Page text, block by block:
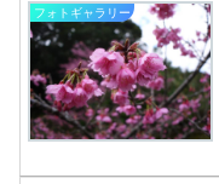
フォトギャラリー